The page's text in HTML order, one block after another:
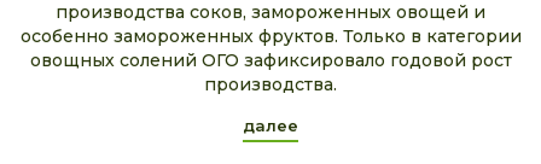
производства соков, замороженных овощей и
особенно замороженных фруктов. Только в категории
овощных солений ОГО зафиксировало годовой рост
производства.
далее